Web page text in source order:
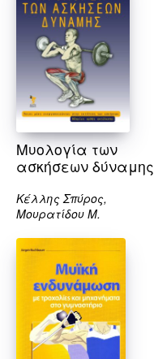
Μυολογία των
ασκήσεων δύναμης
Κέλλης Σπύρος,
Μουρατίδου Μ.